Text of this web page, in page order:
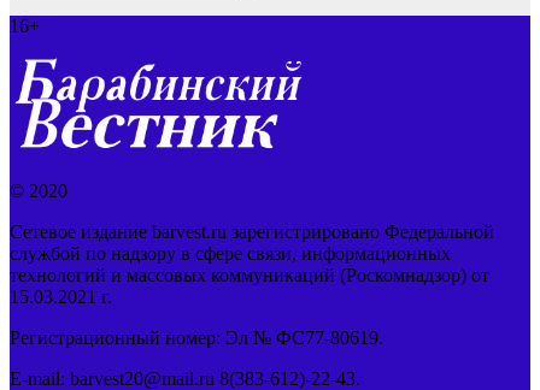
16+
© 2020
Сетевое издание barvest.ru зарегистрировано Федеральной
службой по надзору в сфере связи, информационных
технологий и массовых коммуникаций (Роскомнадзор) от
15.03.2021 г.
Регистрационный номер: Эл № ФС77-80619.
E-mail: barvest20@mail.ru 8(383-612)-22-43.